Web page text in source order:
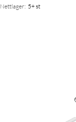
Nettlager: 5+ st